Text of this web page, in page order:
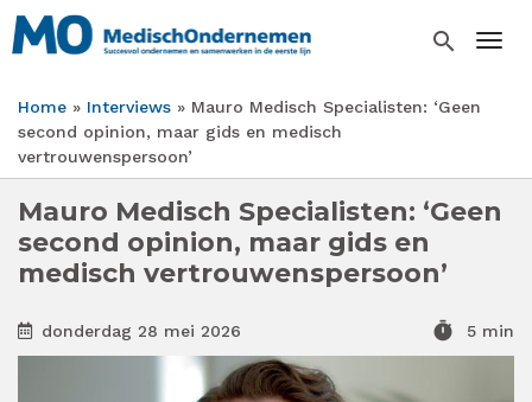
Overslaan
en
inhoud
gaan
search
Kruimelpad
Home Interviews
Mauro Medisch Specialisten: ‘Geen
second opinion, maar gids en medisch
vertrouwenspersoon’
Mauro Medisch Specialisten: ‘Geen
second opinion, maar gids en
medisch vertrouwenspersoon’
donderdag 28 mei 2026 timer 5 min